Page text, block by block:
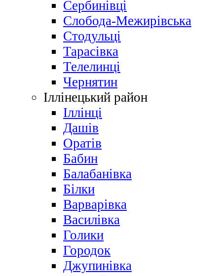
Сербинівці
Слобода-Межирівська
Стодульці
Тарасівка
Телелинці
Чернятин
Іллінецький район
Іллінці
Дашів
Оратів
Бабин
Балабанівка
Білки
Варварівка
Василівка
Голики
Городок
Джупинівка